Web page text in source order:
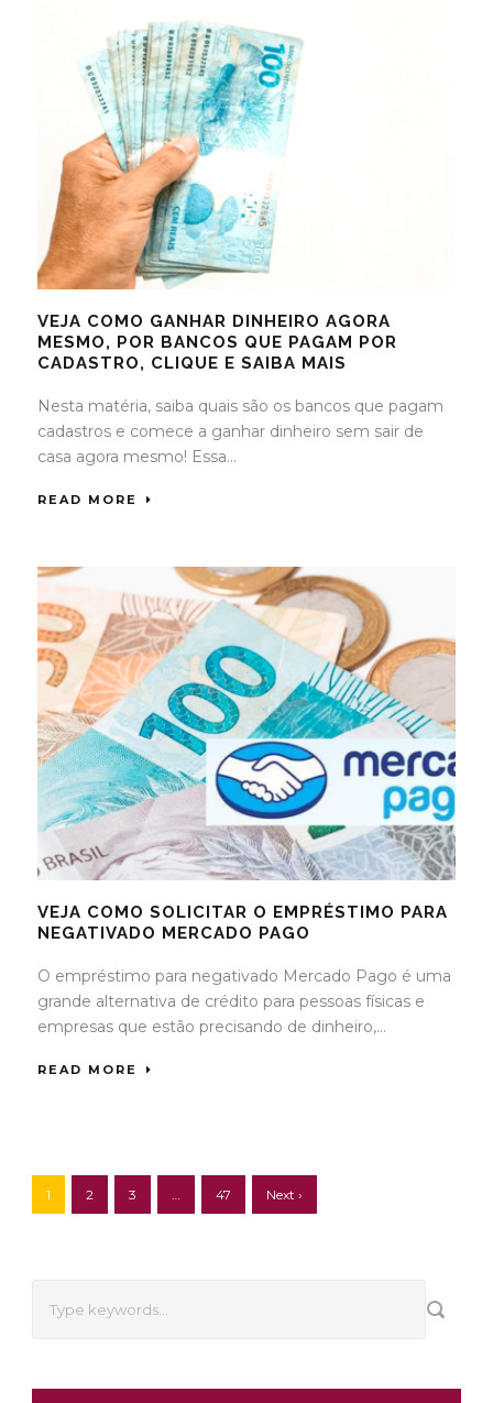
VEJA COMO GANHAR DINHEIRO AGORA
MESMO, POR BANCOS QUE PAGAM POR
CADASTRO, CLIQUE E SAIBA MAIS
Nesta matéria, saiba quais são os bancos que pagam
cadastros e comece a ganhar dinheiro sem sair de
casa agora mesmo! Essa...
READ MORE
VEJA COMO SOLICITAR O EMPRÉSTIMO PARA
NEGATIVADO MERCADO PAGO
O empréstimo para negativado Mercado Pago é uma
grande alternativa de crédito para pessoas físicas e
empresas que estão precisando de dinheiro,...
READ MORE
1 2 3 47 Next ›